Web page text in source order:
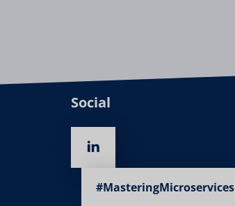
Social
#MasteringMicroservices